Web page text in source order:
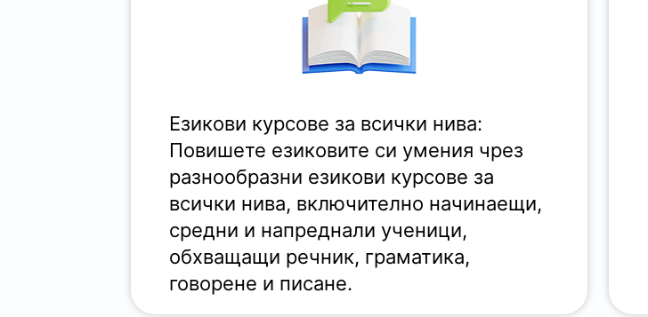
Езикови курсове за всички нива:
Повишете езиковите си умения чрез
разнообразни езикови курсове за
всички нива, включително начинаещи,
средни и напреднали ученици,
обхващащи речник, граматика,
говорене и писане.